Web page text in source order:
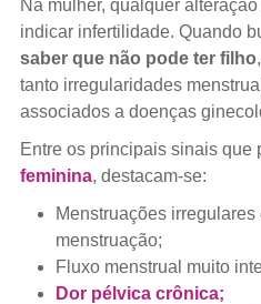
Na mulher, qualquer
indicar infertilidade. Quando
saber que não pode ter filho
tanto irregularidades
associados a doenças
Entre os principais sinais que
feminina, destacam-se:
Menstruações
menstruação;
Fluxo menstrual muito
Dor pélvica crônica;